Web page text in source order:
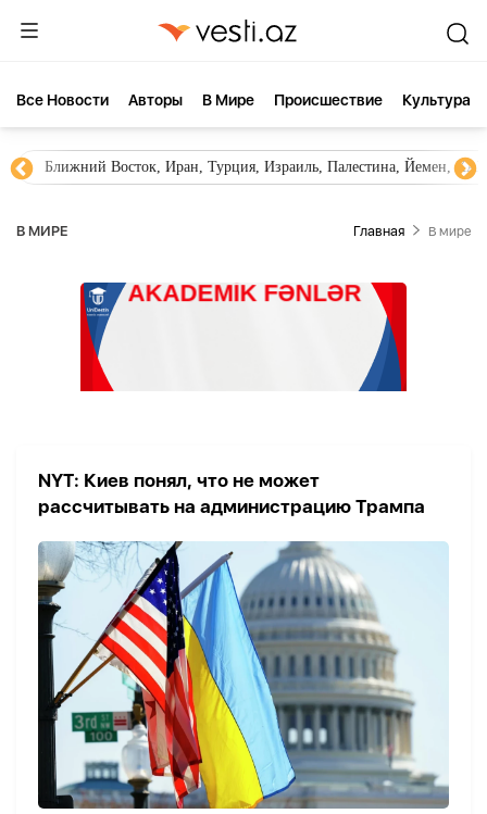
Все Новости Aвторы В Мире Происшествие Культура
Ближний Восток, Иран, Турция, Израиль, Палестина, Йемен,
В МИРЕ Главная В мире
NYT: Киев понял, что не может
рассчитывать на администрацию Трампа